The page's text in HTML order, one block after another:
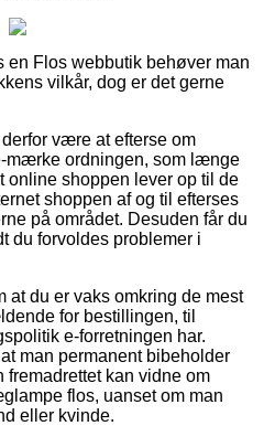
en Flos webbutik behøver man
vilkår, dog er det gerne
være at efterse om
mærke ordningen, som længe
online shoppen lever op til de
shoppen af og til efterses
på området. Desuden får du
du forvoldes problemer i
at du er vaks omkring de mest
for bestillingen, til
e-forretningen har.
man permanent bibeholder
fremadrettet kan vidne om
flos, uanset om man
eller kvinde.